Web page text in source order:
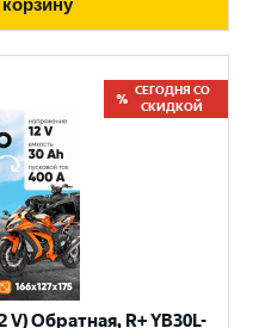
СЕГОДНЯ СО
СКИДКОЙ
V) Обратная, R+ YB30L-